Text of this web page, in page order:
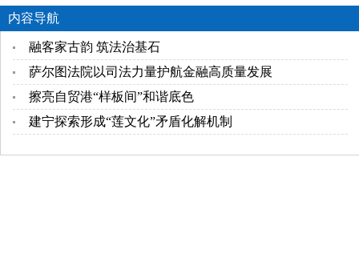
内容导航
融客家古韵 筑法治基石
萨尔图法院以司法力量护航金融高质量发展
擦亮自贸港“样板间”和谐底色
建宁探索形成“莲文化”矛盾化解机制